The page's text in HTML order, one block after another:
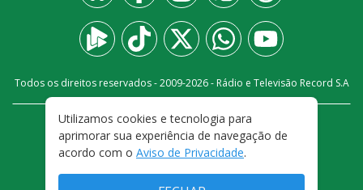
Todos os direitos reservados - 2009-2026- Rádio e Televisão Record S.A
FALE CONOSCO
PRIVACIDADE
TERMOS E CONDIÇÕES DE USO
Utilizamos cookies e tecnologia para
aprimorar sua experiência de navegação de
acordo com o Aviso de Privacidade.